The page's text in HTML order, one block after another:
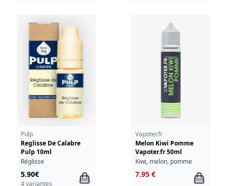
Pulp
Reglisse De Calabre
Pulp 10ml
Réglisse
5.90€
4 variantes
Vapoter.fr
Melon Kiwi Pomme
Vapoter.fr 50ml
Kiwi, melon, pomme
7.95 €